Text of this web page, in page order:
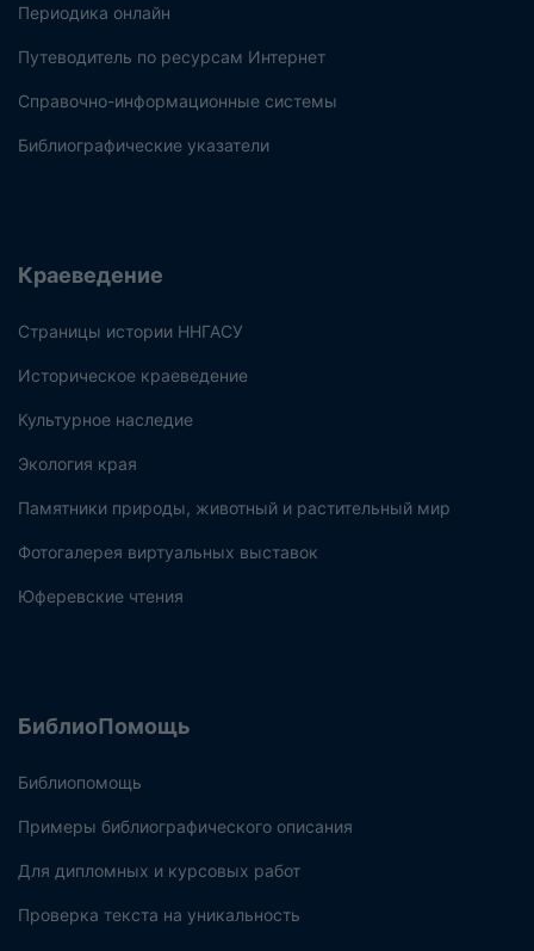
Периодика онлайн
Путеводитель по ресурсам Интернет
Справочно-информационные системы
Библиографические указатели
Краеведение
Страницы истории ННГАСУ
Историческое краеведение
Культурное наследие
Экология края
Памятники природы, животный и растительный мир
Фотогалерея виртуальных выставок
Юферевские чтения
БиблиоПомощь
Библиопомощь
Примеры библиографического описания
Для дипломных и курсовых работ
Проверка текста на уникальность